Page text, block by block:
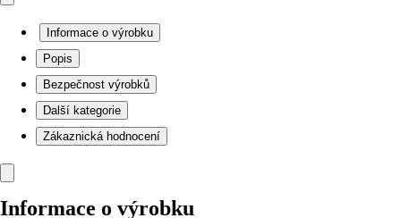
Informace o výrobku
Popis
Bezpečnost výrobků
Další kategorie
Zákaznická hodnocení
Informace o výrobku